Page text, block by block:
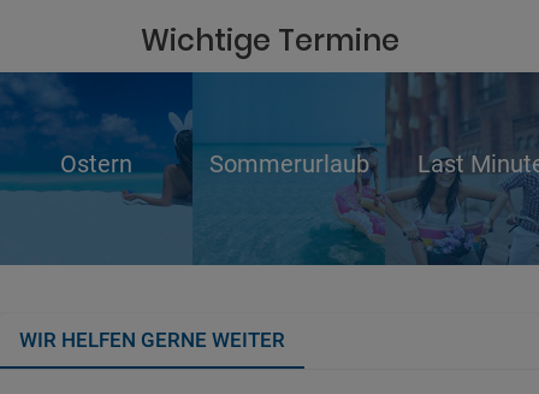
Wichtige Termine
Ostern Sommerurlaub Last
WIR HELFEN GERNE WEITER